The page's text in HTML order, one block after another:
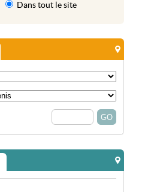
Dans tout le site